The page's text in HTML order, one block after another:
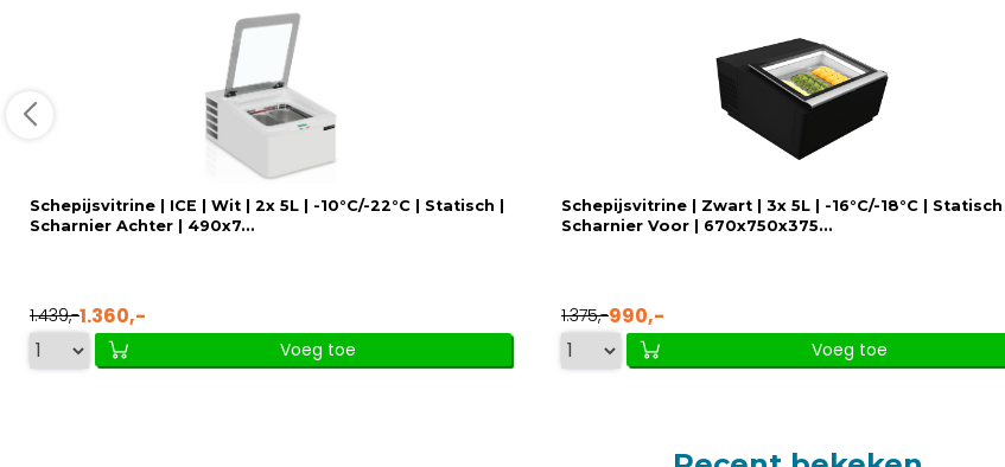
Schepijsvitrine | ICE | Wit | 2x 5L | -10°C/-22°C | Statisch |
Scharnier Achter | 490x7...
1.439,-1.360,-
Voeg toe
Schepijsvitrine | Zwart | 3x 5L | -16°C/-18°C | Statisch |
Scharnier Voor | 670x750x375...
1.375,-990,-
Voeg toe